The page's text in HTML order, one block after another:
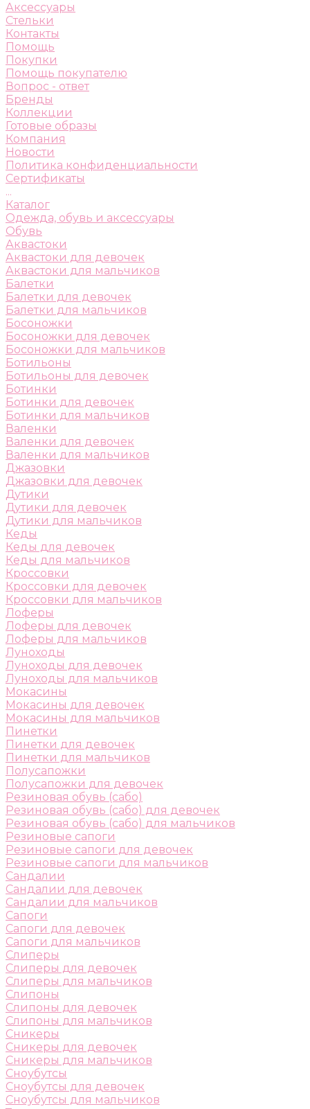
Аксессуары
Стельки
Контакты
Помощь
Покупки
Помощь покупателю
Вопрос - ответ
Бренды
Коллекции
Готовые образы
Компания
Новости
Политика конфиденциальности
Сертификаты
...
Каталог
Одежда, обувь и аксессуары
Обувь
Аквастоки
Аквастоки для девочек
Аквастоки для мальчиков
Балетки
Балетки для девочек
Балетки для мальчиков
Босоножки
Босоножки для девочек
Босоножки для мальчиков
Ботильоны
Ботильоны для девочек
Ботинки
Ботинки для девочек
Ботинки для мальчиков
Валенки
Валенки для девочек
Валенки для мальчиков
Джазовки
Джазовки для девочек
Дутики
Дутики для девочек
Дутики для мальчиков
Кеды
Кеды для девочек
Кеды для мальчиков
Кроссовки
Кроссовки для девочек
Кроссовки для мальчиков
Лоферы
Лоферы для девочек
Лоферы для мальчиков
Луноходы
Луноходы для девочек
Луноходы для мальчиков
Мокасины
Мокасины для девочек
Мокасины для мальчиков
Пинетки
Пинетки для девочек
Пинетки для мальчиков
Полусапожки
Полусапожки для девочек
Резиновая обувь (сабо)
Резиновая обувь (сабо) для девочек
Резиновая обувь (сабо) для мальчиков
Резиновые сапоги
Резиновые сапоги для девочек
Резиновые сапоги для мальчиков
Сандалии
Сандалии для девочек
Сандалии для мальчиков
Сапоги
Сапоги для девочек
Сапоги для мальчиков
Слиперы
Слиперы для девочек
Слиперы для мальчиков
Слипоны
Слипоны для девочек
Слипоны для мальчиков
Сникеры
Сникеры для девочек
Сникеры для мальчиков
Сноубутсы
Сноубутсы для девочек
Сноубутсы для мальчиков